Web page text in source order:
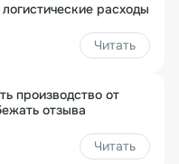
расходы
Читать
производство от
отзыва
Читать